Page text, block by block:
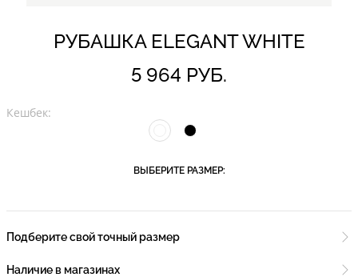
РУБАШКА ELEGANT WHITE
5 964 РУБ.
Кешбек:
ВЫБЕРИТЕ РАЗМЕР:
Подберите свой точный размер
Наличие в магазинах